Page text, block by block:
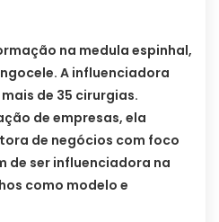
na medula espinhal,
A influenciadora
de 35 cirurgias.
de empresas, ela
de negócios com foco
de ser influenciadora na
como modelo e